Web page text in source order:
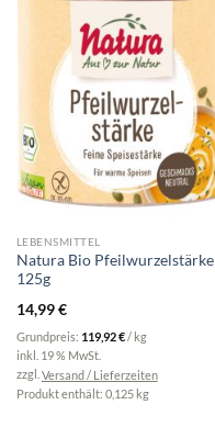
LEBENSMITTEL
Natura Bio Pfeilwurzelstärke
125g
14,99€
Grundpreis: 119,92€/ kg
inkl. 19 % MwSt.
zzgl. Versand / Lieferzeiten
Produkt enthält: 0,125 kg